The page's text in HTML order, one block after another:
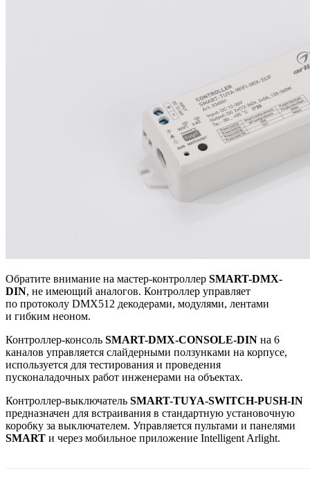
Обратите внимание на мастер-контроллер SMART-DMX-
DIN, не имеющий аналогов. Контроллер управляет
по протоколу DMX512 декодерами, модулями, лентами
и гибким неоном.
Контроллер-консоль SMART-DMX-CONSOLE-DIN на 6
каналов управляется слайдерными ползунками на корпусе,
используется для тестирования и проведения
пусконаладочных работ инженерами на объектах.
Контроллер-выключатель SMART-TUYA-SWITCH-PUSH-IN
предназначен для встраивания в стандартную установочную
коробку за выключателем. Управляется пультами и панелями
SMART и через мобильное приложение Intelligent Arlight.